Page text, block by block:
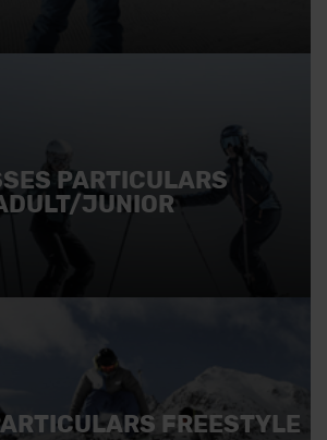
PARTICULARS
JUNIOR
FREESTYLE